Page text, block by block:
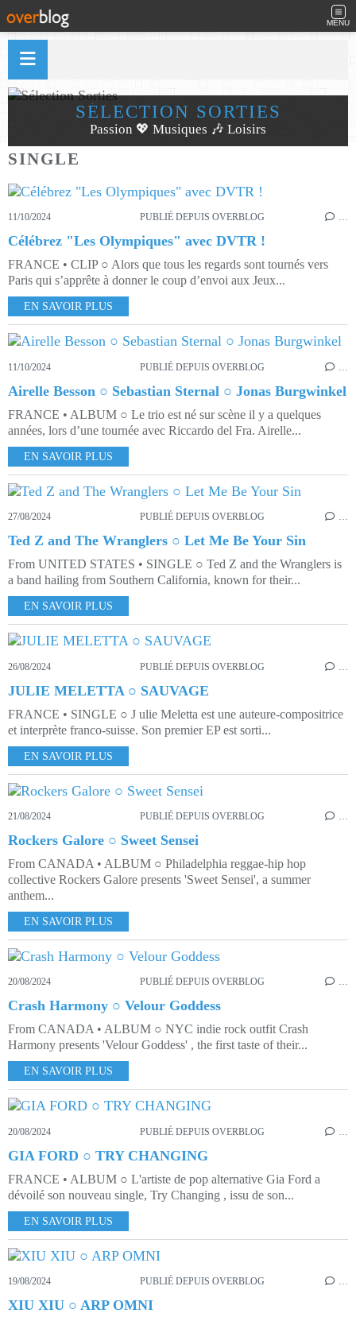
MENU
SÉLECTION SORTIES
Passion 💖 Musiques 🎶 Loisirs
SINGLE
11/10/2024 PUBLIÉ DEPUIS OVERBLOG …
Célébrez "Les Olympiques" avec DVTR !
FRANCE • CLIP ○ Alors que tous les regards sont tournés vers
Paris qui s’apprête à donner le coup d’envoi aux Jeux...
EN SAVOIR PLUS
11/10/2024 PUBLIÉ DEPUIS OVERBLOG
Airelle Besson ○ Sebastian Sternal ○ Jonas Burgwinkel
FRANCE • ALBUM ○ Le trio est né sur scène il y a quelques
années, lors d’une tournée avec Riccardo del Fra. Airelle...
EN SAVOIR PLUS
27/08/2024 PUBLIÉ DEPUIS OVERBLOG …
Ted Z and The Wranglers ○ Let Me Be Your Sin
From UNITED STATES • SINGLE ○ Ted Z and the Wranglers is
a band hailing from Southern California, known for their...
EN SAVOIR PLUS
26/08/2024 PUBLIÉ DEPUIS OVERBLOG
JULIE MELETTA ○ SAUVAGE
FRANCE • SINGLE ○ J ulie Meletta est une auteure-compositrice
et interprète franco-suisse. Son premier EP est sorti...
EN SAVOIR PLUS
21/08/2024 PUBLIÉ DEPUIS OVERBLOG …
Rockers Galore ○ Sweet Sensei
From CANADA • ALBUM ○ Philadelphia reggae-hip hop
collective Rockers Galore presents 'Sweet Sensei', a summer
anthem...
EN SAVOIR PLUS
20/08/2024 PUBLIÉ DEPUIS OVERBLOG …
Crash Harmony ○ Velour Goddess
From CANADA • ALBUM ○ NYC indie rock outfit Crash
Harmony presents 'Velour Goddess' , the first taste of their...
EN SAVOIR PLUS
20/08/2024 PUBLIÉ DEPUIS OVERBLOG
GIA FORD ○ TRY CHANGING
FRANCE • ALBUM ○ L'artiste de pop alternative Gia Ford a
dévoilé son nouveau single, Try Changing , issu de son...
EN SAVOIR PLUS
19/08/2024 PUBLIÉ DEPUIS OVERBLOG …
XIU XIU ○ ARP OMNI